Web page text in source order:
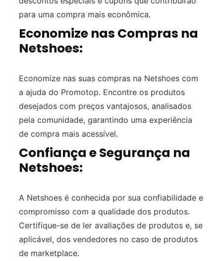
para uma compra mais econômica.
Economize nas Compras na
Netshoes:
Economize nas suas compras na Netshoes com
a ajuda do Promotop. Encontre os produtos
desejados com preços vantajosos, analisados
pela comunidade, garantindo uma experiência
de compra mais acessível.
Confiança e Segurança na
Netshoes:
A Netshoes é conhecida por sua confiabilidade e
compromisso com a qualidade dos produtos.
Certifique-se de ler avaliações de produtos e, se
aplicável, dos vendedores no caso de produtos
de marketplace.